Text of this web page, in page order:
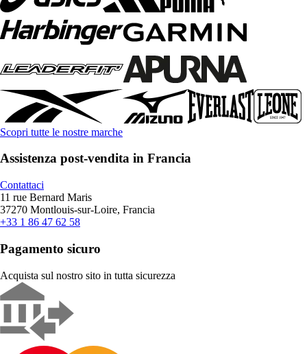
Scopri tutte le nostre marche
Assistenza post-vendita in Francia
Contattaci
11 rue Bernard Maris
37270 Montlouis-sur-Loire, Francia
+33 1 86 47 62 58
Pagamento sicuro
Acquista sul nostro sito in tutta sicurezza